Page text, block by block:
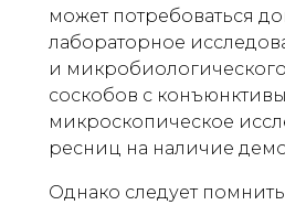
может потребоваться
лабораторное
и микробиологического
соскобов с
микроскопическое
ресниц на наличие
Однако следует